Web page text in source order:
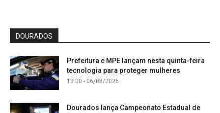
DOURADOS
Prefeitura e MPE lançam nesta quinta-feira
tecnologia para proteger mulheres
13:00 - 06/08/2026
Dourados lança Campeonato Estadual de